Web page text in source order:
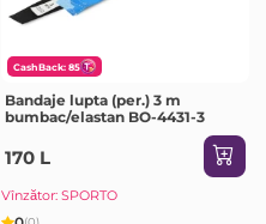
CashBack: 85
Bandaje lupta (per.) 3 m
bumbac/elastan BO-4431-3
170 L
Vînzător: SPORTO